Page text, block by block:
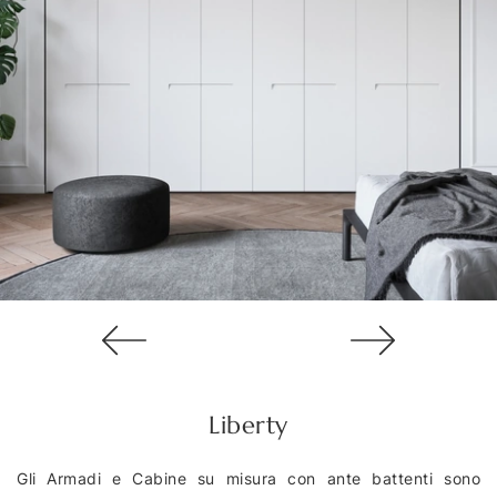
Liberty
Gli Armadi e Cabine su misura con ante battenti sono